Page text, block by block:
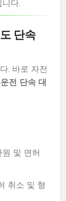
다.
단속
. 바로 자전
전 단속 대
원 및 면허
취소 및 형